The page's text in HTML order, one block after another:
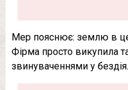
Мер пояснює: землю в
Фірма просто викупила
звинуваченнями у